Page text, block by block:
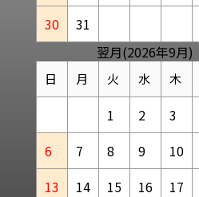
30
31
翌月(2026年9月)
日 月 火 水 木
1 2 3
6
7 8 9 10
13
14 15 16 17